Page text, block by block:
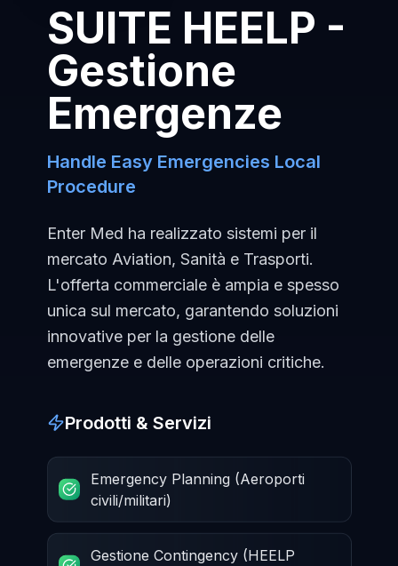
SUITE HEELP -
Gestione
Emergenze
Handle Easy Emergencies Local
Procedure
Enter Med ha realizzato sistemi per il
mercato Aviation, Sanità e Trasporti.
L'offerta commerciale è ampia e spesso
unica sul mercato, garantendo soluzioni
innovative per la gestione delle
emergenze e delle operazioni critiche.
Prodotti & Servizi
Emergency Planning (Aeroporti
civili/militari)
Gestione Contingency (HEELP